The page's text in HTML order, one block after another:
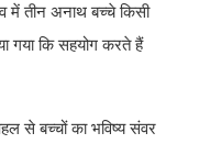
में तीन अनाथ बच्चे किसी
गया कि सहयोग करते हैं
से बच्चों का भविष्य संवर